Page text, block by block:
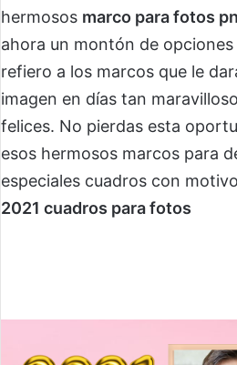
hermosos marco para fotos
ahora un montón de
refiero a los marcos que le
imagen en días tan
felices. No pierdas esta
esos hermosos marcos para
especiales cuadros con
2021 cuadros para fotos